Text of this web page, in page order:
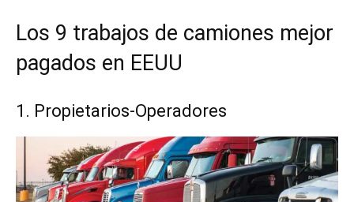
Los 9 trabajos de camiones mejor
pagados en EEUU
1. Propietarios-Operadores